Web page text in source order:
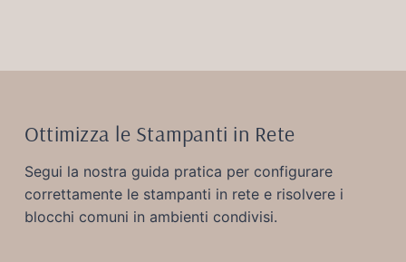
Ottimizza le Stampanti in Rete
Segui la nostra guida pratica per configurare
correttamente le stampanti in rete e risolvere i
blocchi comuni in ambienti condivisi.